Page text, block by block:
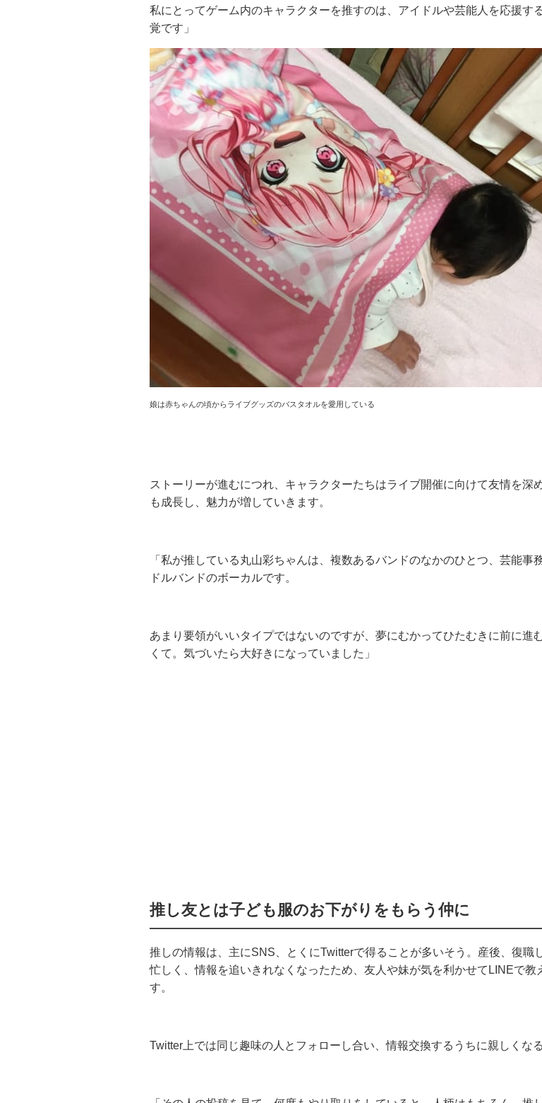
私にとってゲーム内のキャラクターを推すのは、アイドルや芸能人を応援す
覚です」
娘は赤ちゃんの頃からライブグッズのバスタオルを愛用している
ストーリーが進むにつれ、キャラクターたちはライブ開催に向けて友情を深
も成長し、魅力が増していきます。
「私が推している丸山彩ちゃんは、複数あるバンドのなかのひとつ、芸能事
ドルバンドのボーカルです。
あまり要領がいいタイプではないのですが、夢にむかってひたむきに前に進
くて。気づいたら大好きになっていました」
推し友とは子ども服のお下がりをもらう仲に
推しの情報は、主にSNS 、とくにTwitterで得ることが多いそう。産後、復職
忙しく、情報を追いきれなくなったため、友人や妹が気を利かせて LINEで教
す。
Twitter上では同じ趣味の人とフォローし合い、情報交換するうちに親しくなる